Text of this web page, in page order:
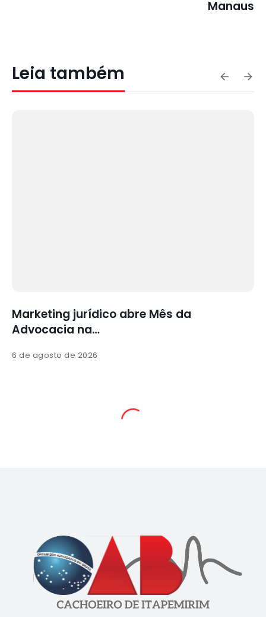
Manaus
Leia também
Marketing jurídico abre Mês da
Advocacia na…
6 de agosto de 2026